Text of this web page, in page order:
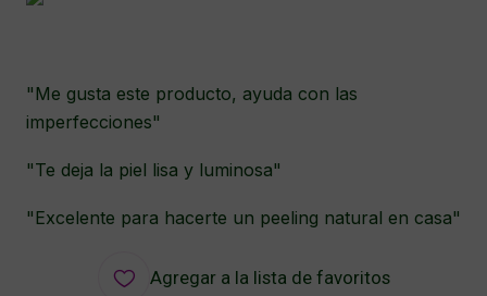
"Me gusta este producto, ayuda con las
imperfecciones"
"Te deja la piel lisa y luminosa"
"Excelente para hacerte un peeling natural en casa"
Agregar a la lista de favoritos